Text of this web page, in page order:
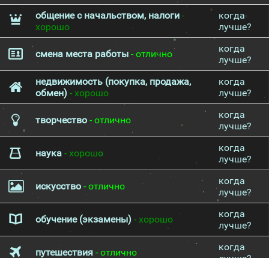
общение с начальством, налоги -
хорошо
когда
лучше?
смена места работы - отлично
когда
лучше?
недвижимость (покупка, продажа,
обмен) - хорошо
когда
лучше?
творчество - отлично
когда
лучше?
наука - хорошо
когда
лучше?
искусство - отлично
когда
лучше?
обучение (экзамены) - хорошо
когда
лучше?
путешествия - отлично
когда